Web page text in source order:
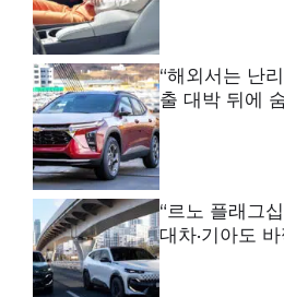
“해외서는 난
출 대박 뒤에
“르노 플래그
대차·기아도